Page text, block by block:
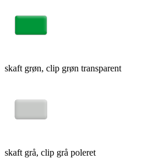
skaft grøn, clip grøn transparent
skaft grå, clip grå poleret